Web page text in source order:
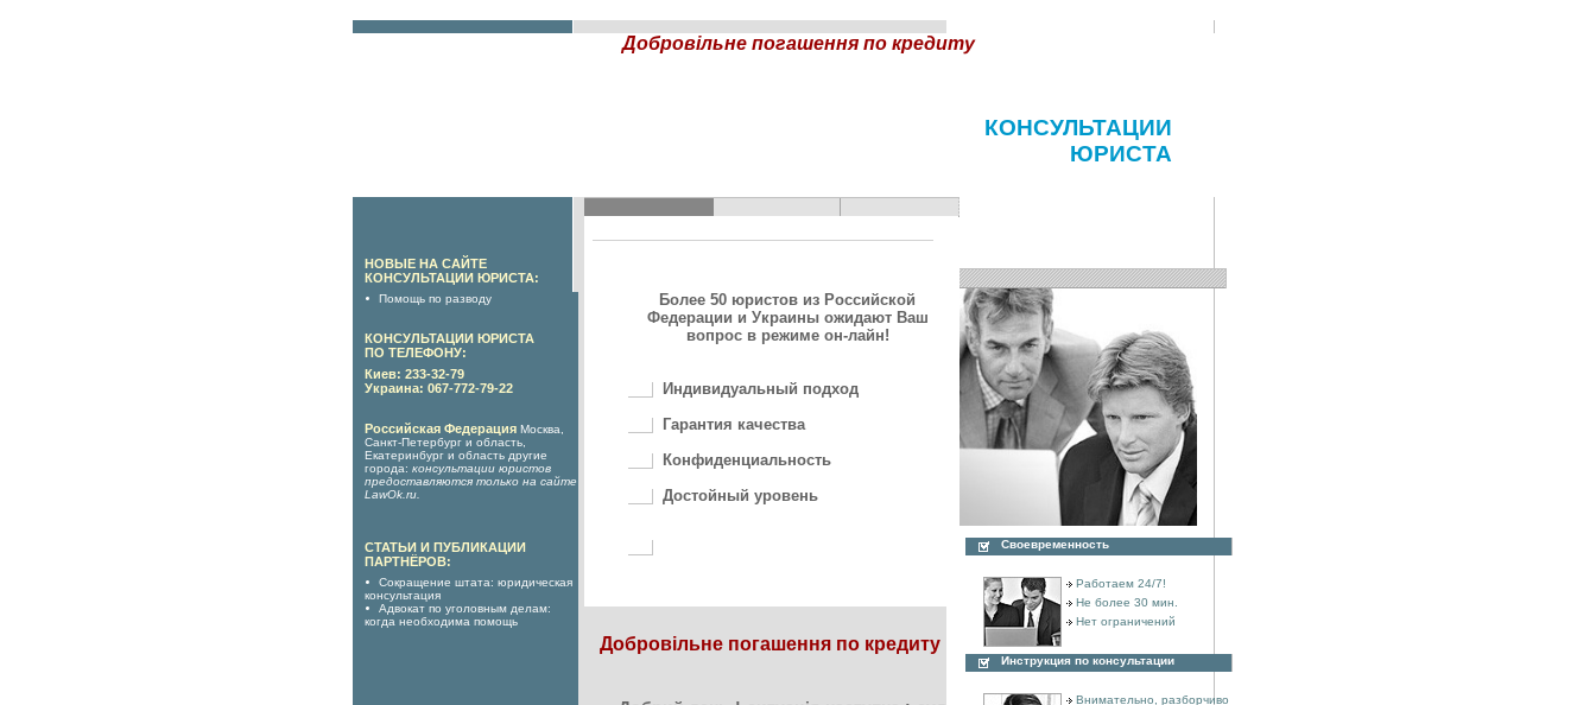
Добровільне погашення по кредиту
КОНСУЛЬТАЦИИ
ЮРИСТА
НОВЫЕ НА САЙТЕ
КОНСУЛЬТАЦИИ ЮРИСТА:
Помощь по разводу
КОНСУЛЬТАЦИИ ЮРИСТА
ПО ТЕЛЕФОНУ:
Киев: 233-32-79
Украина: 067-772-79-22
Российская Федерация Москва,
Санкт-Петербург и область,
Екатеринбург и область другие
города: консультации юристов
предоставляются только на сайте
LawOk.ru
СТАТЬИ И ПУБЛИКАЦИИ
ПАРТНЁРОВ:
Сокращение штата: юридическая
консультация
Адвокат по уголовным делам:
когда необходима помощь
Более 50 юристов из Российской
Федерации и Украины ожидают Ваш
вопрос в режиме он-лайн!
Индивидуальный подход
Гарантия качества
Конфиденциальность
Достойный уровень
Добровільне погашення по кредиту
Своевременность
Работаем 24/7!
Не более 30 мин.
Нет ограничений
Инструкция по консультации
Внимательно, разборчиво